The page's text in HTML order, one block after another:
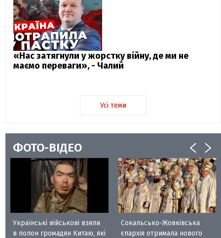
«Нас затягнули у жорстку війну, де ми не
маємо переваги», - Чалий
Усі теми
ФОТО-ВІДЕО
Українські військові взяли
в полон громадян Китаю, які
Сокальсько-Жовківська
єпархія отримала нового